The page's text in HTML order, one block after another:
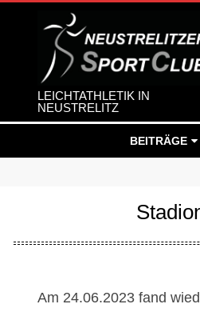
LEICHTATHLETIK IN
NEUSTRELITZ
Secondary
Navigation
BEITRÄGE
Am 24.06.2023 fand